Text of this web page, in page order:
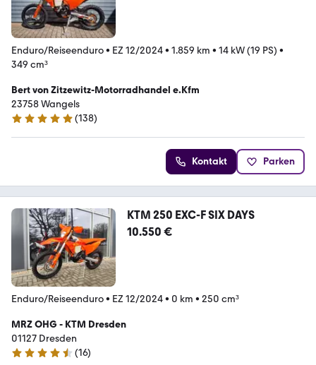
Enduro/Reiseenduro• EZ 12/2024• 1.859 km • 14 kW (19 PS) •
349 cm³
Bert von Zitzewitz-Motorradhandel e.Kfm
23758 Wangels
4.8 Sterne
(138)
Kontakt Parken
KTM 250 EXC-F SIX DAYS
10.550 €
Enduro/Reiseenduro• EZ 12/2024• 0 km • 250 cm³
MRZ OHG - KTM Dresden
01127 Dresden
4.4 Sterne
(16)